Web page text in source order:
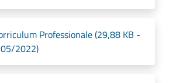
Professionale (29,88 KB -
2022)